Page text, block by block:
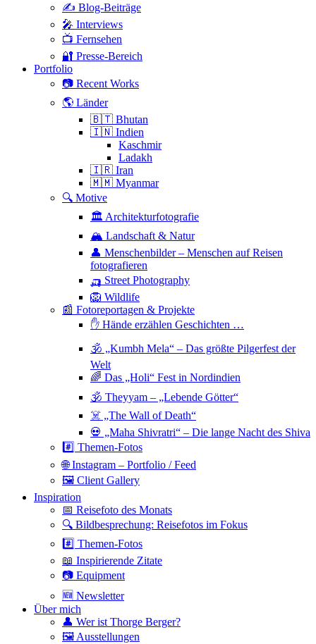
✍️ Blog-Beiträge
🎤 Interviews
📺 Fernsehen
🔐 Presse-Bereich
Portfolio
📷 Recent Works
🌎 Länder
🇧🇹 Bhutan
🇮🇳 Indien
Kaschmir
Ladakh
🇮🇷 Iran
🇲🇲 Myanmar
🔍 Motive
🏛 Architekturfotografie
🏔 Landschaft & Natur
👤 Menschenbilder – Menschen auf Reisen
fotografieren
🛺 Street Photography
🦁 Wildlife
📰 Fotoreportagen & Projekte
✋ Hände erzählen Geschichten …
🕉 „Kumbh Mela“ – Das größte Pilgerfest der
Welt
🌈 Das „Holi“ Fest in Nordindien
🕉 Theyyam – „Lebende Götter“
☠️ „The Wall of Death“
💀 „Maha Shivratri“ – Die lange Nacht des Shiva
#️⃣ Themen-Fotos
🌐 Instagram – Portfolio / Feed
🖼 Client Gallery
Inspiration
📅 Reisefoto des Monats
🔍 Bildbesprechung: Reisefotos im Fokus
#️⃣ Themen-Fotos
📖 Inspirierende Zitate
📷 Equipment
🆕 Newsletter
Über mich
👤 Wer ist Thorge Berger?
🖼 Ausstellungen